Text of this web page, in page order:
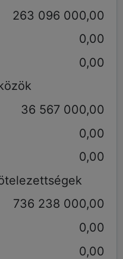
263 096 000,00
0,00
0,00
36 567 000,00
0,00
0,00
736 238 000,00
0,00
0,00